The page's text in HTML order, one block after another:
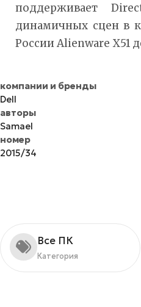
поддерживает
динамичных сцен в
России Alienware X51
компании и бренды
Dell
авторы
Samael
номер
2015/34
Все ПК
Категория